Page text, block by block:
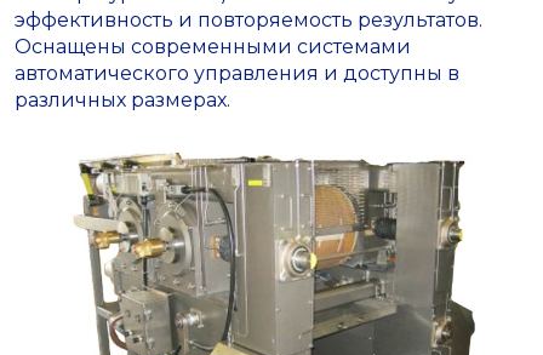
эффективность и повторяемость результатов.
Оснащены современными системами
автоматического управления и доступны в
различных размерах.